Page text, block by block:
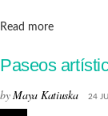
Read moreDetails
Paseos
byMaya Katiuska 24